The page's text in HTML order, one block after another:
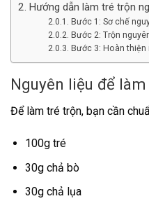
Hướng dẫn làm tré trộn
Bước 1: Sơ chế
Bước 2: Trộn
Bước 3: Hoàn
Nguyên liệu để
Để làm tré trộn, bạn cần
100g tré
30g chả bò
30g chả lụa